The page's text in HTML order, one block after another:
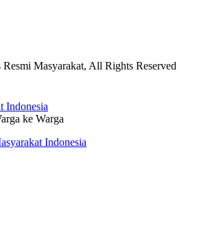
Masyarakat, All Rights Reserved
Indonesia
ke Warga